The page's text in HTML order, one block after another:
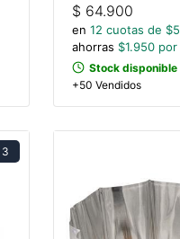
$ 64.900
en 12 cuotas de $
ahorras $1.950
Stock disponible
+50 Vendidos
3